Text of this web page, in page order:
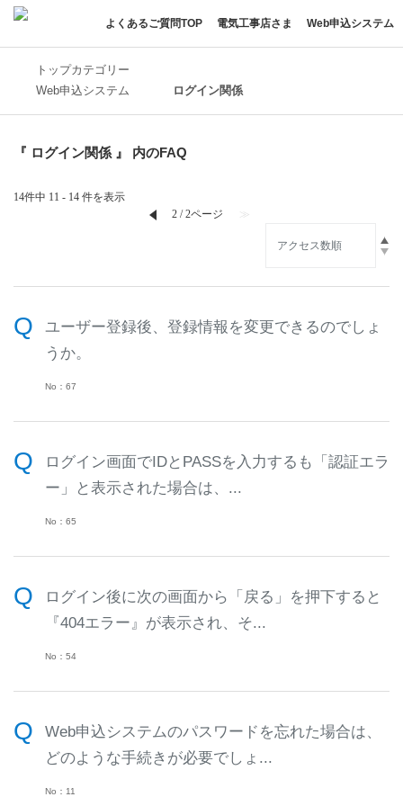
よくあるご質問TOP 電気工事店さま Web申込システム
トップカテゴリー
Web申込システム
ログイン関係
『 ログイン関係 』 内のFAQ
14件中 11 - 14 件を表示
≪
2 / 2ページ ≫
ユーザー登録後、登録情報を変更できるのでしょ
うか。
No：67
ログイン画面でIDとPASSを入力するも「認証エラ
ー」と表示された場合は、...
No：65
ログイン後に次の画面から「戻る」を押下すると
『404エラー』が表示され、そ...
No：54
Web申込システムのパスワードを忘れた場合は、
どのような手続きが必要でしょ...
No：11